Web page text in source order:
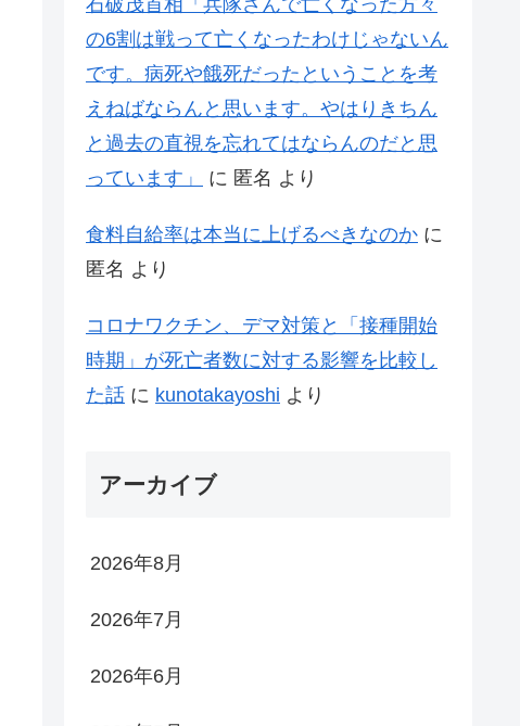
石破茂首相「兵隊さんで亡くなった方々
の6割は戦って亡くなったわけじゃないん
です。病死や餓死だったということを考
えねばならんと思います。やはりきちん
と過去の直視を忘れてはならんのだと思
っています」
に 匿名 より
食料自給率は本当に上げるべきなのか に
匿名 より
コロナワクチン、デマ対策と「接種開始
時期」が死亡者数に対する影響を比較し
た話 に kunotakayoshi より
アーカイブ
2026年8月
2026年7月
2026年6月